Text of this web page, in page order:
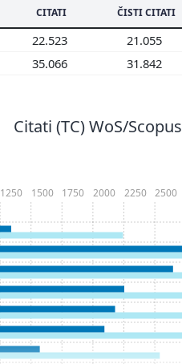
CITATI ČISTI CITATI
22.523 21.055
35.066 31.842
Citati (TC) WoS/Scopus
1250 1500 1750 2000 2250 2500